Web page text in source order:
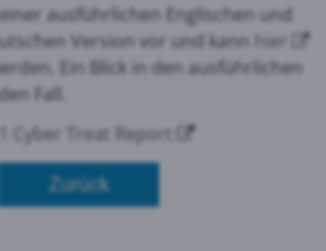
ausführlichen Englischen und
Version vor und kann hier
Ein Blick in den ausführlichen
Fall.
Cyber Treat Report
Zurück